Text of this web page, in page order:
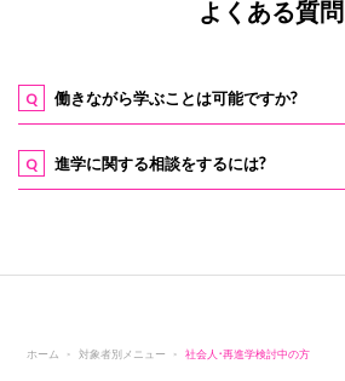
よくある質問
Q 働きながら学ぶことは可能ですか?
Q 進学に関する相談をするには?
ホーム 対象者別メニュー 社会人・再進学検討中の方